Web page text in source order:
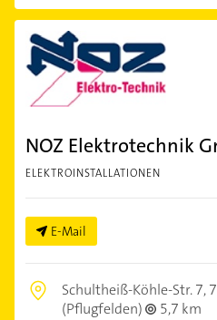
NOZ Elektrotechnik
ELEKTROINSTALLATIONEN
E-Mail
Schultheiß-Köhle-Str. 7,
(Pflugfelden)
5,7 km